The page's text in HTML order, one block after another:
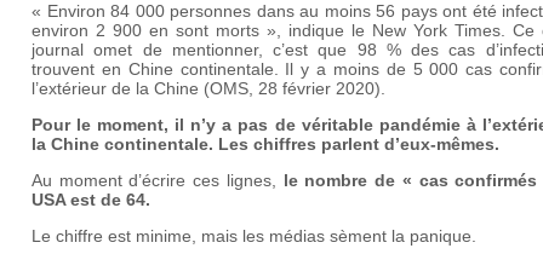
« Environ 84 000 personnes dans au moins 56 pays ont été
environ 2 900 en sont morts », indique le New York Times. Ce
journal omet de mentionner, c’est que 98 % des cas
trouvent en Chine continentale. Il y a moins de 5 000 cas
l’extérieur de la Chine (OMS, 28 février 2020).
Pour le moment, il n’y a pas de véritable pandémie à
la Chine continentale. Les chiffres parlent d’eux-mêmes.
Au moment d’écrire ces lignes, le nombre de « cas confirmés
USA est de 64.
Le chiffre est minime, mais les médias sèment la panique.